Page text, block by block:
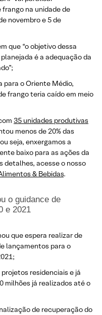
na unidade de
novembro e 5 de
que “o objetivo dessa
é a adequação da
para o Oriente Médio,
frango teria caído em meio
35 unidades produtivas
menos de 20% das
seja, enxergamos a
baixo para as ações da
detalhes, acesse o nosso
& Bebidas.
o guidance de
e 2021
que espera realizar de
lançamentos para o
residenciais e já
milhões já realizados até o
de recuperação do